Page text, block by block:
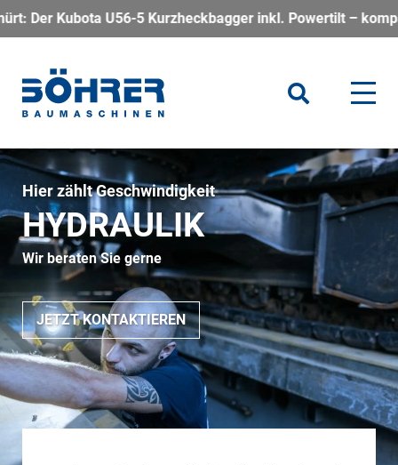
Kurzheckbagger inkl. Powertilt – kompakt, kraftvoll
Hier zählt Geschwindigkeit
HYDRAULIK
Wir beraten Sie gerne
JETZT KONTAKTIEREN